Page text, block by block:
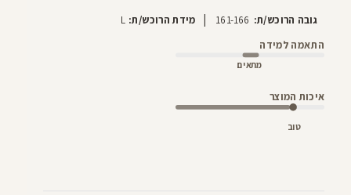
גובה הרוכש/ת: 161-166 מידת הרוכש/ת: L
התאמה למידה
מתאים
איכות המוצר
טוב